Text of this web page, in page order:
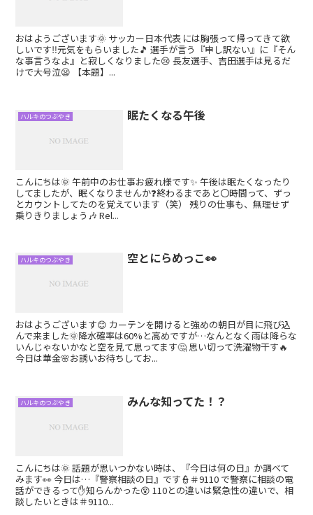
おはようございます🌞 サッカー日本代表 には胸張って帰ってきて欲
しいです‼️元気をもらいました🎵 選手が言う『申し訳ない』に『そん
な事言うなよ』と寂しくなりました😢 長友選手、吉田選手は見るだ
けで大号泣😫 【本題】...
ハルキのつぶやき 眠たくなる午後
こんにちは🌞 午前中のお仕事お疲れ様です✨ 午後は眠たくなったり
してましたが、眠くなりませんか❓終わるまであと〇時間って、ずっ
とカウントしてたのを覚えています（笑） 残りの仕事も、無理せず
乗りきりましょう🎶 Rel...
ハルキのつぶやき 空とにらめっこ👀
おはようございます😊 カーテンを開けると強めの朝日が目に飛び込
んで来ました🌞降水確率は60%と高めですが…なんとなく雨は降らな
いんじゃないかなと空を見て思ってます🤔 思い切って洗濯物干す🔥
今日は華金🌸お誘いお待ちしてお...
ハルキのつぶやき みんな知ってた！？
こんにちは🌞 話題が思いつかない時は、『今日は何の日』か調べて
みます👀 今日は…『警察相談の日』です👮＃9110 で警察に相談の電
話ができるって✋知らんかった😵 110との違いは緊急性の違いで、相
談したいときは＃9110...